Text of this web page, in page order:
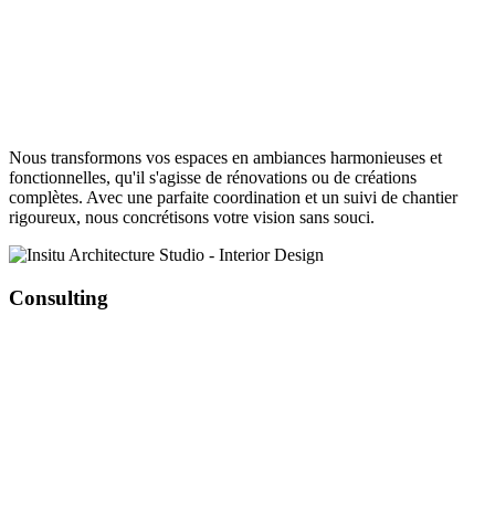
Nous transformons vos espaces en ambiances harmonieuses et
fonctionnelles, qu'il s'agisse de rénovations ou de créations
complètes. Avec une parfaite coordination et un suivi de chantier
rigoureux, nous concrétisons votre vision sans souci.
Consulting